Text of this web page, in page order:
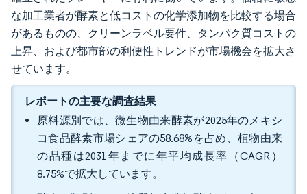
な加工業者が酵素と低コストの化学添加物を比較する場合
があるものの、クリーンラベル要件、タンパク質コストの
上昇、および都市部の利便性トレンドが市場機会を拡大さ
せています。
レポートの主要な調査結果
原料源別では、微生物由来酵素が2025年のメキシ
コ食品酵素市場シェアの58.68%を占め、植物由来
の品種は2031年までに年平均成長率（CAGR）
8.75%で拡大しています。